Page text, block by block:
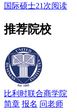
国际硕士21次阅读
推荐院校
比利时联合商学院
简章 报名 问老师